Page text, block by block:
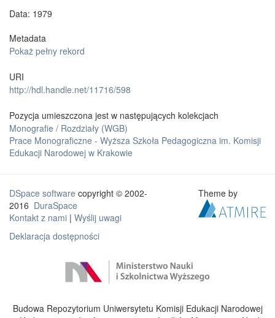
Data: 1979
Metadata
Pokaż pełny rekord
URI
http://hdl.handle.net/11716/598
Pozycja umieszczona jest w następujących kolekcjach
Monografie / Rozdziały (WGB)
Prace Monograficzne - Wyższa Szkoła Pedagogiczna im. Komisji
Edukacji Narodowej w Krakowie
DSpace software copyright © 2002-
2016 DuraSpace
Kontakt z nami | Wyślij uwagi
Deklaracja dostępności
Theme by
Budowa Repozytorium Uniwersytetu Komisji Edukacji Narodowej